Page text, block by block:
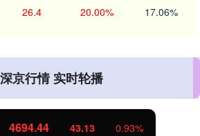
26.4 20.00% 17.06%
京行情 实时轮播
4694.44 43.13 0.93%